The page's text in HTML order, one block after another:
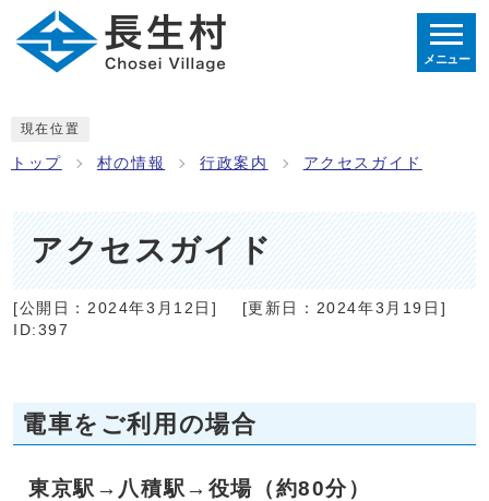
メニュー
現在位置
トップ 村の情報 行政案内 アクセスガイド
アクセスガイド
[公開日： 2024年3月12日 ] [更新日： 2024年3月19日 ]
ID:397
電車をご利用の場合
東京駅→八積駅→役場（約80分）